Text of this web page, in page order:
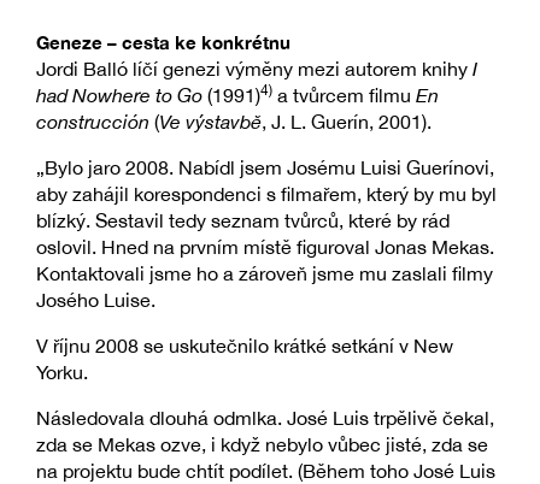
Geneze – cesta ke konkrétnu
Jordi Balló líčí genezi výměny mezi autorem knihy I
had Nowhere to Go (1991)4) a tvůrcem filmu En
construcción (Ve výstavbě, J. L. Guerín, 2001).
„Bylo jaro 2008. Nabídl jsem Josému Luisi Guerínovi,
aby zahájil korespondenci s filmařem, který by mu byl
blízký. Sestavil tedy seznam tvůrců, které by rád
oslovil. Hned na prvním místě figuroval Jonas Mekas.
Kontaktovali jsme ho a zároveň jsme mu zaslali filmy
Josého Luise.
V říjnu 2008 se uskutečnilo krátké setkání v New
Yorku.
Následovala dlouhá odmlka. José Luis trpělivě čekal,
zda se Mekas ozve, i když nebylo vůbec jisté, zda se
na projektu bude chtít podílet. (Během toho José Luis